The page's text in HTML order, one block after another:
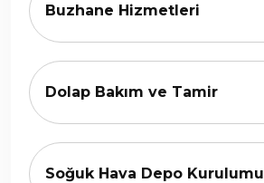
Buzhane Hizmetleri
Dolap Bakım ve Tamir
Soğuk Hava Depo Kurulumu